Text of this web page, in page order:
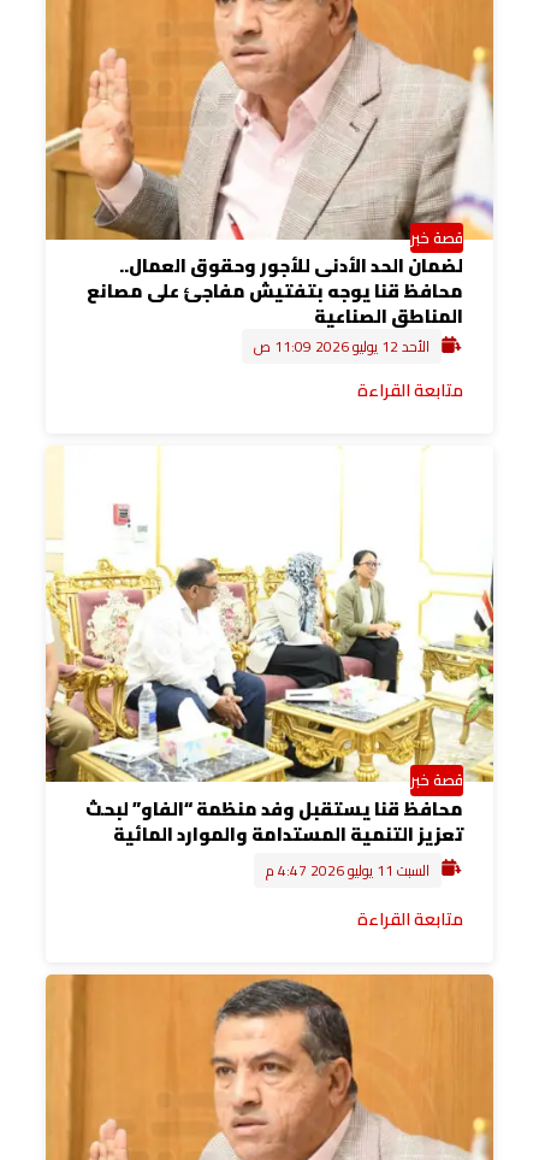
قصة خبر
لضمان الحد الأدنى للأجور وحقوق العمال..
محافظ قنا يوجه بتفتيش مفاجئ على مصانع
المناطق الصناعية
الأحد 12 يوليو 2026 11:09 ص
متابعة القراءة
قصة خبر
محافظ قنا يستقبل وفد منظمة “الفاو” لبحث
تعزيز التنمية المستدامة والموارد المائية
السبت 11 يوليو 2026 4:47 م
متابعة القراءة